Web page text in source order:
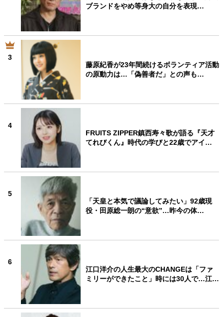
ブランドをやめ等身大の自分を表現…
3
藤原紀香が23年間続けるボランティア活動
の原動力は…「偽善者だ」との声も…
4
FRUITS ZIPPER鎮西寿々歌が語る『天才
てれびくん』時代の学びと22歳でアイ…
5
「天皇と本気で議論してみたい」92歳現
役・田原総一朗の“意欲”…昨今の体…
6
江口洋介の人生最大のCHANGEは「ファ
ミリーができたこと」時には30人で…江…